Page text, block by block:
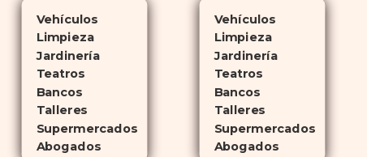
Vehículos
Limpieza
Jardinería
Teatros
Bancos
Talleres
Supermercados
Abogados
Vehículos
Limpieza
Jardinería
Teatros
Bancos
Talleres
Supermercados
Abogados